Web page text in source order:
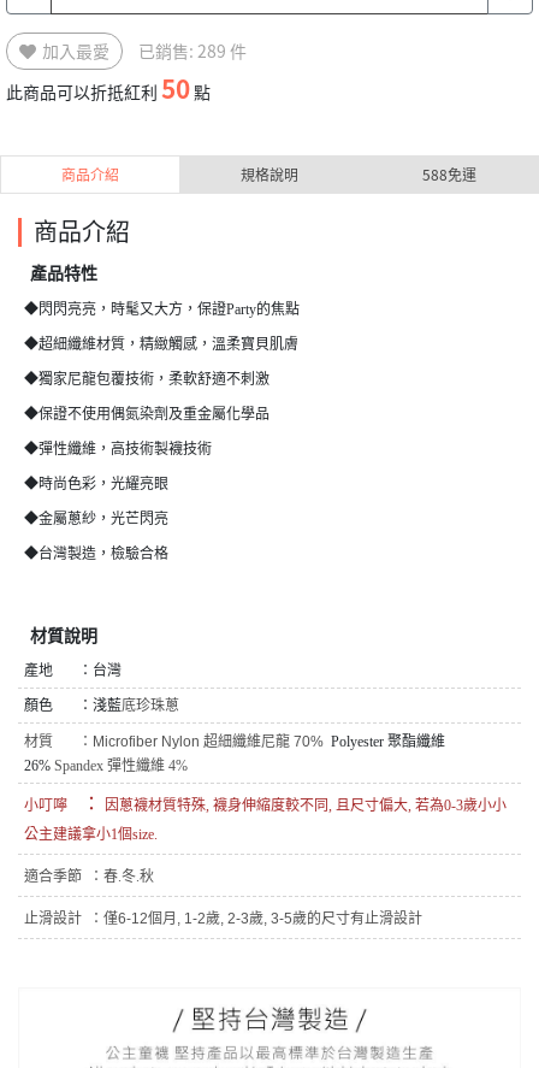
加入最愛
已銷售: 289 件
此商品可以折抵紅利 50點
商品介紹 規格說明 588免運
商品介紹
產品特性
◆閃閃亮亮，時髦又大方，保證Party的焦點
◆超細纖維材質，精緻觸感，溫柔寶貝肌膚
◆獨家尼龍包覆技術，柔軟舒適不刺激
◆保證不使用偶氮染劑及重金屬化學品
◆彈性纖維，高技術製襪技術
◆時尚色彩，光耀亮眼
◆金屬蔥紗，光芒閃亮
◆台灣製造，檢驗合格
材質說明
產地 ：台灣
顏色 ：淺藍底珍珠蔥
材質 ： Microfiber Nylon 超細纖維尼龍 70% Polyester 聚酯纖維
26% Spandex 彈性纖維 4%
小叮嚀 ：
因蔥襪材質特殊, 襪身伸縮度較不同, 且尺寸偏大, 若為0-3歲小小
公主建議拿小1個size.
適合季節 ： 春.冬.秋
止滑設計 ： 僅6-12個月, 1-2歲, 2-3歲, 3-5歲的尺寸有止滑設計